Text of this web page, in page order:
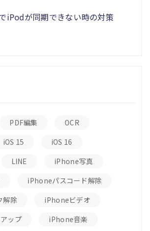
iPodが同期できない時の対策
PDF編集
OCR
iOS 15
iOS 16
LINE
iPhone写真
iPhoneパスコード解除
解除
iPhoneビデオ
ップ
iPhone音楽